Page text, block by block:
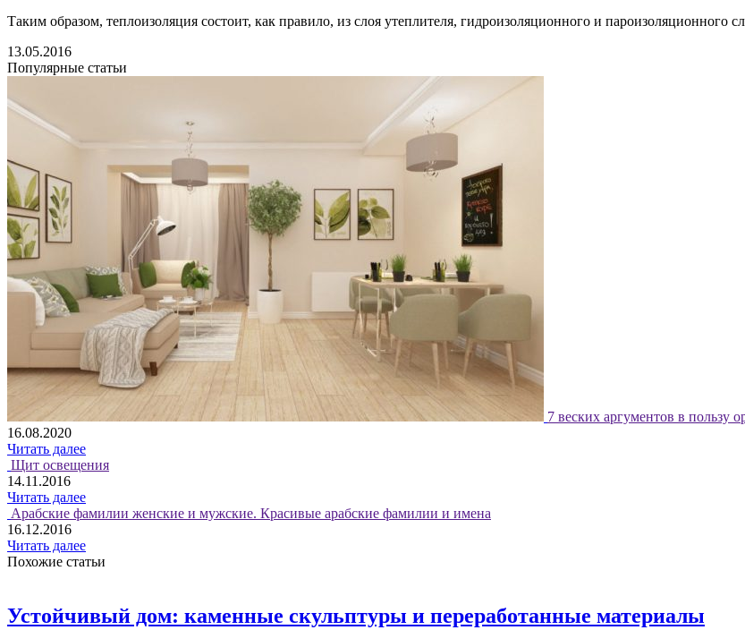
Таким образом, теплоизоляция состоит, как правило, из слоя утеплителя, гидроизоляционного и пароизоляционного
13.05.2016
Популярные статьи
7 веских аргументов в пользу
16.08.2020
Читать далее
Щит освещения
14.11.2016
Читать далее
Арабские фамилии женские и мужские. Красивые арабские фамилии и имена
16.12.2016
Читать далее
Похожие статьи
Устойчивый дом: каменные скульптуры и переработанные материалы